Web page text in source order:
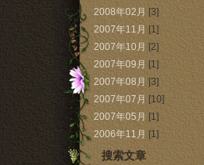
2008年02月 [3]
2007年11月 [1]
2007年10月 [2]
2007年09月 [1]
2007年08月 [3]
2007年07月 [10]
2007年05月 [1]
2006年11月 [1]
搜索文章